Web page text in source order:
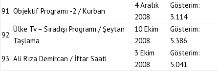
91 Objektif Programı -2 / Kurban
4 Aralık
2008
Gösterim:
3.114
92
Ülke Tv – Sıradışı Programı / Şeytan
Taşlama
10 Ekim
2008
Gösterim:
5.386
93 Ali Rıza Demircan / İftar Saati
3 Ekim
2008
Gösterim:
5.041